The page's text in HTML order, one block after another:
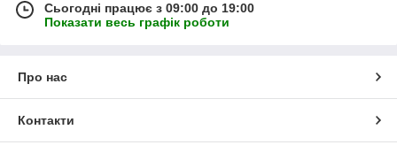
Сьогодні працює з 09:00 до 19:00
Показати весь графік роботи
Про нас
Контакти